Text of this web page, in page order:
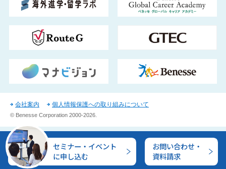
セミナー・イベント
に申し込む
お問い合わせ・
資料請求
会社案内 個人情報保護への取り組みについて
© Benesse Corporation 2000-2026